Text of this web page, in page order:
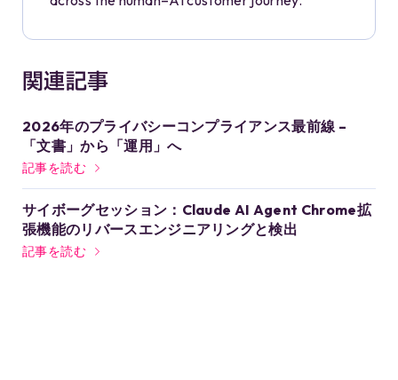
関連記事
2026年のプライバシーコンプライアンス最前線 –
「文書」から「運用」へ
記事を読む
サイボーグセッション：Claude AI Agent Chrome拡
張機能のリバースエンジニアリングと検出
記事を読む